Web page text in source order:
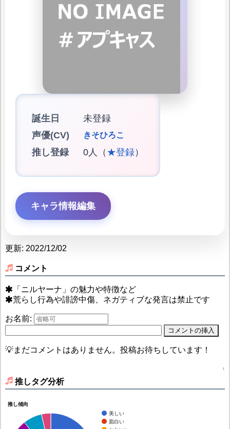
誕生日
未登録
声優(CV)
きそひろこ
推し登録 0人（ ★登録）
キャラ情報編集
更新: 2022/12/02
コメント
「ニルヤーナ」の魅力や特徴など
荒らし行為や誹謗中傷、ネガティブな発言は禁止です
お名前:
💡まだコメントはありません。投稿お待ちしています！
↑
推しタグ分析
推し傾向
美しい
面白い